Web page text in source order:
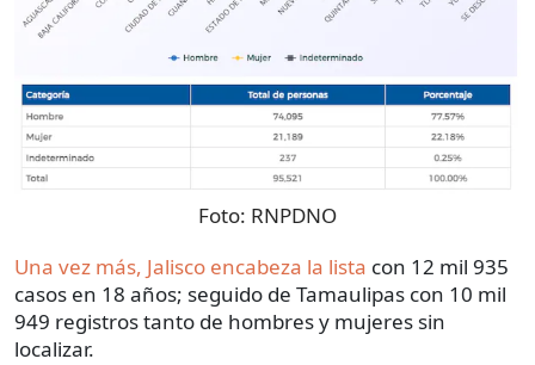
Foto: RNPDNO
Una vez más, Jalisco encabeza la lista con 12 mil 935
casos en 18 años; seguido de Tamaulipas con 10 mil
949 registros tanto de hombres y mujeres sin
localizar.